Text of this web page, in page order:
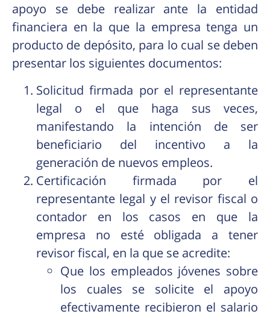
apoyo se debe realizar ante la entidad
financiera en la que la empresa tenga un
producto de depósito, para lo cual se deben
presentar los siguientes documentos:
Solicitud firmada por el representante
legal o el que haga sus veces,
manifestando la intención de ser
beneficiario del incentivo a la
generación de nuevos empleos.
Certificación firmada por el
representante legal y el revisor fiscal o
contador en los casos en que la
empresa no esté obligada a tener
revisor fiscal, en la que se acredite:
Que los empleados jóvenes sobre
los cuales se solicite el apoyo
efectivamente recibieron el salario